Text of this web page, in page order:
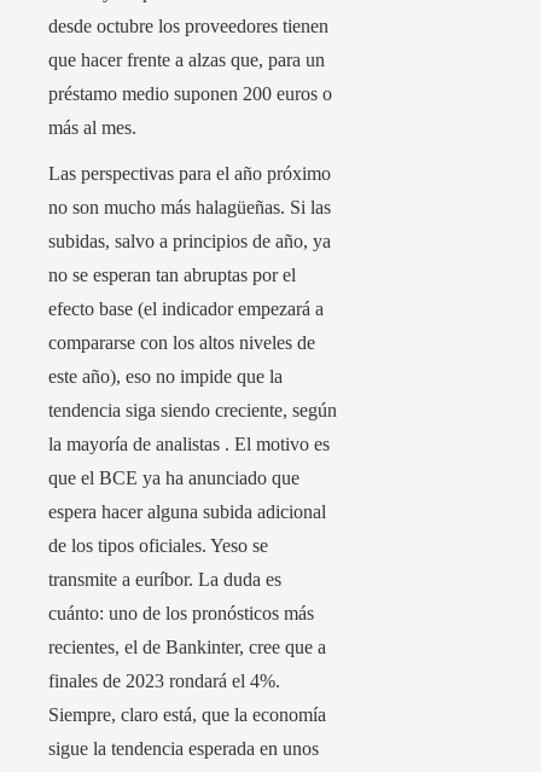
desde octubre los proveedores tienen
que hacer frente a alzas que, para un
préstamo medio suponen 200 euros o
más al mes.
Las perspectivas para el año próximo
no son mucho más halagüeñas. Si las
subidas, salvo a principios de año, ya
no se esperan tan abruptas por el
efecto base (el indicador empezará a
compararse con los altos niveles de
este año), eso no impide que la
tendencia siga siendo creciente, según
la mayoría de analistas . El motivo es
que el BCE ya ha anunciado que
espera hacer alguna subida adicional
de los tipos oficiales. Yeso se
transmite a euríbor. La duda es
cuánto: uno de los pronósticos más
recientes, el de Bankinter, cree que a
finales de 2023 rondará el 4%.
Siempre, claro está, que la economía
sigue la tendencia esperada en unos